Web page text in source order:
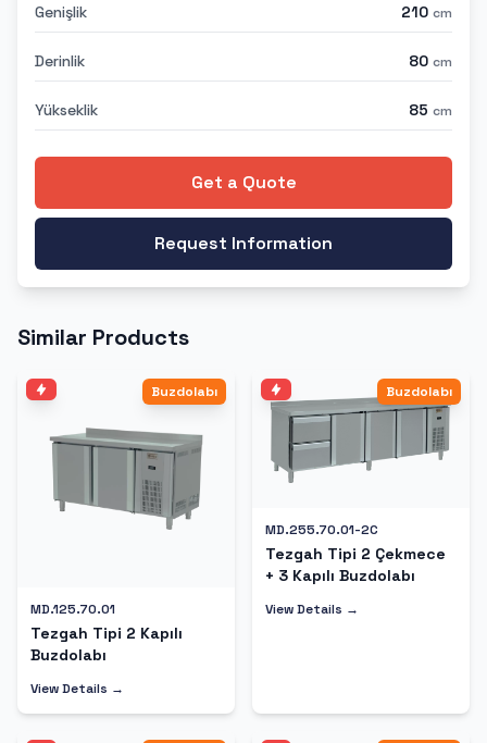
Genişlik 210 cm
Derinlik 80 cm
Yükseklik 85 cm
Get a Quote
Request Information
Similar Products
Buzdolabı
MD.125.70.01
Tezgah Tipi 2 Kapılı
Buzdolabı
View Details →
Buzdolabı
MD.255.70.01-2C
Tezgah Tipi 2 Çekmece
+ 3 Kapılı Buzdolabı
View Details →